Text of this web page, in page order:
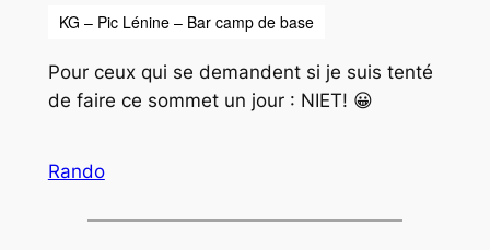
KG – Pic Lénine – Bar camp de base
Pour ceux qui se demandent si je suis tenté
de faire ce sommet un jour : NIET! 😀
Rando